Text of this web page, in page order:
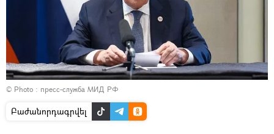
© Photo : пресс-служба МИД РФ
Բաժանորդագրվել